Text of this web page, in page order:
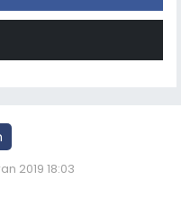
2019 18:03